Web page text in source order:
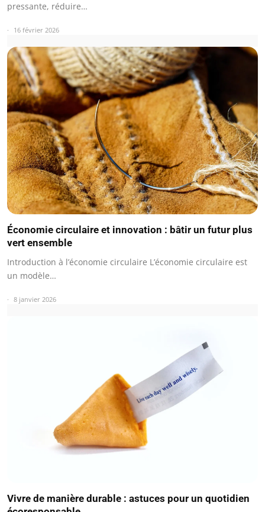
pressante, réduire…
16 février 2026
Économie circulaire et innovation : bâtir un futur plus
vert ensemble
Introduction à l’économie circulaire L’économie circulaire est
un modèle…
8 janvier 2026
Vivre de manière durable : astuces pour un quotidien